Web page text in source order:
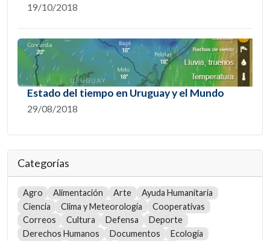
19/10/2018
Estado del tiempo en Uruguay y el Mundo
29/08/2018
Categorías
Agro Alimentación Arte
Ayuda Humanitaria
Ciencia
Clima y Meteorología
Cooperativas
Correos
Cultura Defensa
Deporte
Derechos Humanos
Documentos
Ecología